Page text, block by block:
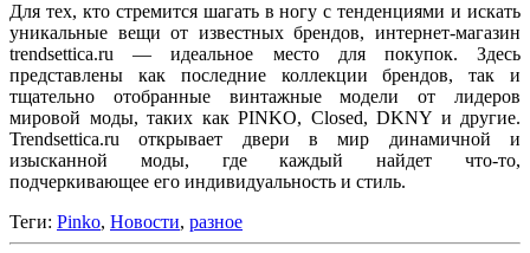
Для тех, кто стремится шагать в ногу с тенденциями и искать
уникальные вещи от известных брендов, интернет-магазин
trendsettica.ru — идеальное место для покупок. Здесь
представлены как последние коллекции брендов, так и
тщательно отобранные винтажные модели от лидеров
мировой моды, таких как PINKO, Closed, DKNY и другие.
Trendsettica.ru открывает двери в мир динамичной и
изысканной моды, где каждый найдет что-то,
подчеркивающее его индивидуальность и стиль.
Теги: Pinko, Новости, разное